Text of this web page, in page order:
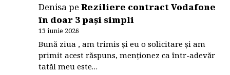
DenisapeReziliere contract Vodafone
în doar 3 pași simpli
13 iunie 2026
Bună ziua , am trimis și eu o solicitare și am
primit acest răspuns, menționez ca într-adevăr
tatăl meu este…